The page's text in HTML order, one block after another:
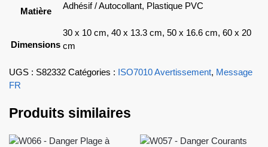
Matière
Adhésif / Autocollant, Plastique PVC
Dimensions
30 x 10 cm, 40 x 13.3 cm, 50 x 16.6 cm, 60 x 20
cm
UGS : S82332 Catégories : ISO7010 Avertissement, Message
FR
Produits similaires